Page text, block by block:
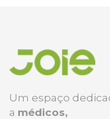
Um espaço
a médicos,